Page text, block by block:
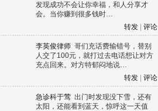
发现成功不会让你幸福，和人分享才
会。当你赚到很多钱时…
转发
评论
李英俊律师 哥们充话费输错号，替别
人交了100元，就打过去电话想让对方
充点回来。对方特郁闷地说…
转发
评论
急诊科于莺 出门时发现没下雪，还有
太阳，还能看到蓝天，惊呼这一天值